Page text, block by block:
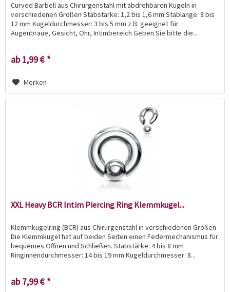
Curved Barbell aus Chirurgenstahl mit abdrehbaren Kugeln in
verschiedenen Größen Stabstärke: 1,2 bis 1,6 mm Stablänge: 8 bis
12 mm Kugeldurchmesser: 3 bis 5 mm z.B. geeignet für
Augenbraue, Gesicht, Ohr, Intimbereich Geben Sie bitte die...
ab 1,99 € *
Merken
XXL Heavy BCR Intim Piercing Ring Klemmkugel...
Klemmkugelring (BCR) aus Chirurgenstahl in verschiedenen Größen
Die Klemmkugel hat auf beiden Seiten einen Federmechanismus für
bequemes Öffnen und Schließen. Stabstärke: 4 bis 8 mm
Ringinnendurchmesser: 14 bis 19 mm Kugeldurchmesser: 8...
ab 7,99 € *